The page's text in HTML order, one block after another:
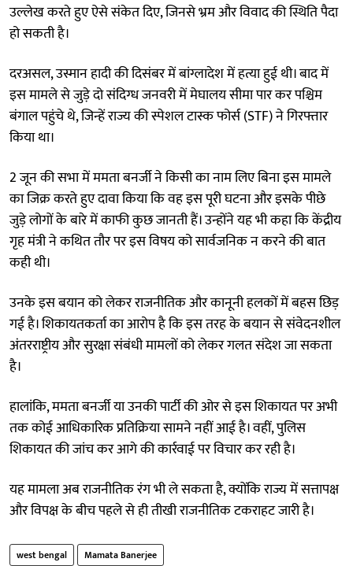
उल्लेख करते हुए ऐसे संकेत दिए, जिनसे भ्रम और विवाद की स्थिति पैदा
हो सकती है।
दरअसल, उस्मान हादी की दिसंबर में बांग्लादेश में हत्या हुई थी। बाद में
इस मामले से जुड़े दो संदिग्ध जनवरी में मेघालय सीमा पार कर पश्चिम
बंगाल पहुंचे थे, जिन्हें राज्य की स्पेशल टास्क फोर्स (STF) ने गिरफ्तार
किया था।
2 जून की सभा में ममता बनर्जी ने किसी का नाम लिए बिना इस मामले
का जिक्र करते हुए दावा किया कि वह इस पूरी घटना और इसके पीछे
जुड़े लोगों के बारे में काफी कुछ जानती हैं। उन्होंने यह भी कहा कि केंद्रीय
गृह मंत्री ने कथित तौर पर इस विषय को सार्वजनिक न करने की बात
कही थी।
उनके इस बयान को लेकर राजनीतिक और कानूनी हलकों में बहस छिड़
गई है। शिकायतकर्ता का आरोप है कि इस तरह के बयान से संवेदनशील
अंतरराष्ट्रीय और सुरक्षा संबंधी मामलों को लेकर गलत संदेश जा सकता
है।
हालांकि, ममता बनर्जी या उनकी पार्टी की ओर से इस शिकायत पर अभी
तक कोई आधिकारिक प्रतिक्रिया सामने नहीं आई है। वहीं, पुलिस
शिकायत की जांच कर आगे की कार्रवाई पर विचार कर रही है।
यह मामला अब राजनीतिक रंग भी ले सकता है, क्योंकि राज्य में सत्तापक्ष
और विपक्ष के बीच पहले से ही तीखी राजनीतिक टकराहट जारी है।
west bengal Mamata Banerjee